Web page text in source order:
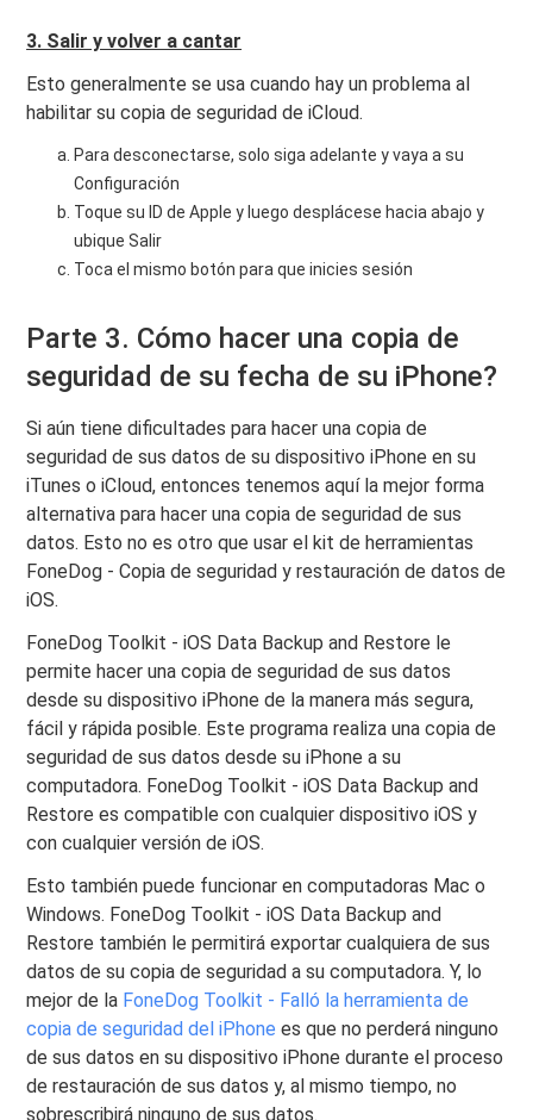
3. Salir y volver a cantar
Esto generalmente se usa cuando hay un problema al
habilitar su copia de seguridad de iCloud.
Para desconectarse, solo siga adelante y vaya a su
Configuración
Toque su ID de Apple y luego desplácese hacia abajo y
ubique Salir
Toca el mismo botón para que inicies sesión
Parte 3. Cómo hacer una copia de
seguridad de su fecha de su iPhone?
Si aún tiene dificultades para hacer una copia de
seguridad de sus datos de su dispositivo iPhone en su
iTunes o iCloud, entonces tenemos aquí la mejor forma
alternativa para hacer una copia de seguridad de sus
datos. Esto no es otro que usar el kit de herramientas
FoneDog - Copia de seguridad y restauración de datos de
iOS.
FoneDog Toolkit - iOS Data Backup and Restore le
permite hacer una copia de seguridad de sus datos
desde su dispositivo iPhone de la manera más segura,
fácil y rápida posible. Este programa realiza una copia de
seguridad de sus datos desde su iPhone a su
computadora. FoneDog Toolkit - iOS Data Backup and
Restore es compatible con cualquier dispositivo iOS y
con cualquier versión de iOS.
Esto también puede funcionar en computadoras Mac o
Windows. FoneDog Toolkit - iOS Data Backup and
Restore también le permitirá exportar cualquiera de sus
datos de su copia de seguridad a su computadora. Y, lo
mejor de la FoneDog Toolkit - Falló la herramienta de
copia de seguridad del iPhone es que no perderá ninguno
de sus datos en su dispositivo iPhone durante el proceso
de restauración de sus datos y, al mismo tiempo, no
sobrescribirá ninguno de sus datos.